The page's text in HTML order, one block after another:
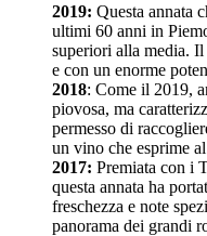
2019: Questa annata
ultimi 60 anni in
superiori alla media.
e con un enorme
2018: Come il 2019,
piovosa, ma
permesso di
un vino che esprime
2017: Premiata con i
questa annata ha
freschezza e note
panorama dei grandi